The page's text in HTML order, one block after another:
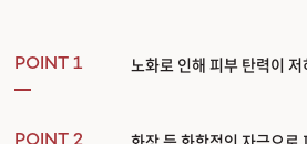
POINT 1 노화로 인해 피부 탄력이